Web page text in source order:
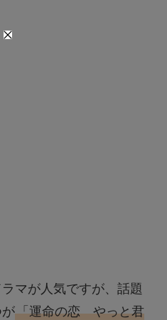
マが人気ですが、話題
「運命の恋 やっと君